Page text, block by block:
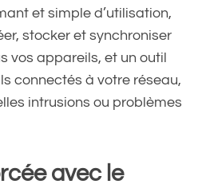
et simple d’utilisation,
stocker et synchroniser
vos appareils, et un outil
connectés à votre réseau,
intrusions ou problèmes
avec le